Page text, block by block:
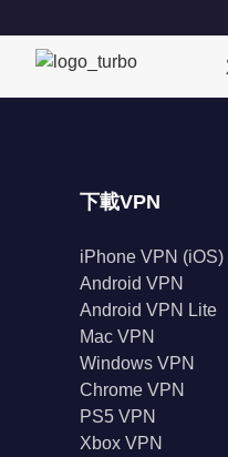
下載VPN
iPhone VPN (iOS)
Android VPN
Android VPN Lite
Mac VPN
Windows VPN
Chrome VPN
PS5 VPN
Xbox VPN